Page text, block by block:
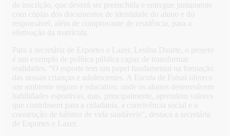
de inscrição, que deverá ser preenchida e entregue juntamente
com cópias dos documentos de identidade do aluno e do
responsável, além de comprovante de residência, para a
efetivação da matrícula.
Para a secretária de Esportes e Lazer, Leidna Duarte, o projeto
é um exemplo de política pública capaz de transformar
realidades. “O esporte tem um papel fundamental na formação
das nossas crianças e adolescentes. A Escola de Futsal oferece
um ambiente seguro e educativo, onde os alunos desenvolvem
habilidades esportivas, mas, principalmente, aprendem valores
que contribuem para a cidadania, a convivência social e a
construção de hábitos de vida saudáveis”, destaca a secretária
de Esportes e Lazer.